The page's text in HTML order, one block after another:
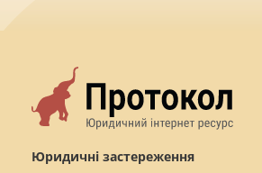
Юридичні застереження